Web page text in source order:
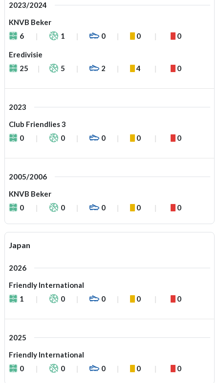
2023/2024
KNVB Beker
6
1 0 0 0
Eredivisie
25
5 2 4 0
2023
Club Friendlies 3
0
0 0 0 0
2005/2006
KNVB Beker
0
0 0 0 0
Japan
2026
Friendly International
1
0 0 0 0
2025
Friendly International
0
0 0 0 0